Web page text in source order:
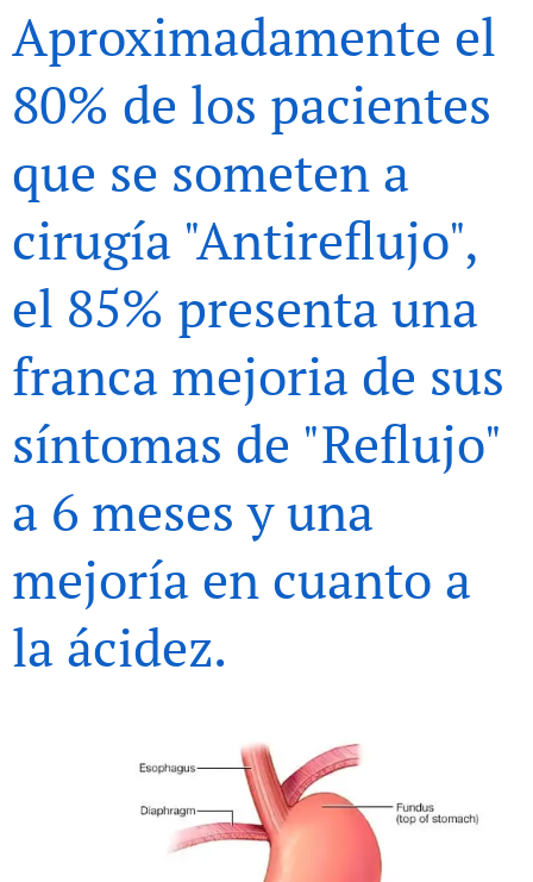
Aproximadamente el
80% de los pacientes
que se someten a
cirugía "Antireflujo",
el 85% presenta una
franca mejoria de sus
síntomas de "Reflujo"
a 6 meses y una
mejoría en cuanto a
la ácidez.